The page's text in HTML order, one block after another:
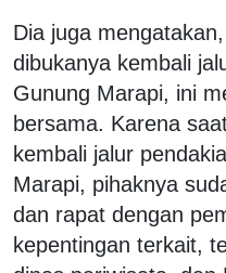
Dia juga
dibukanya kembali
Gunung Marapi, ini
bersama. Karena
kembali jalur
Marapi, pihaknya
dan rapat dengan
kepentingan terkait,